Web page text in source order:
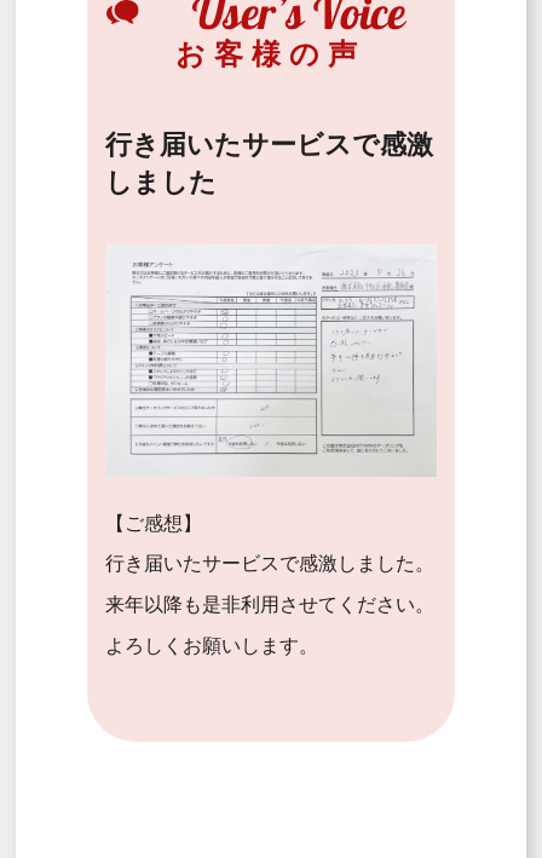
お客様の声
行き届いたサービスで感激
しました
【ご感想】
行き届いたサービスで感激しました。
来年以降も是非利用させてください。
よろしくお願いします。